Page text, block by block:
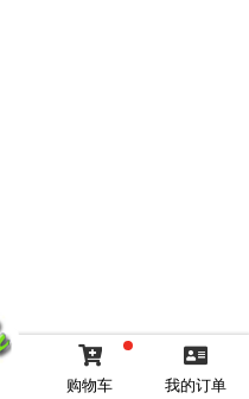
购物车 我的订单